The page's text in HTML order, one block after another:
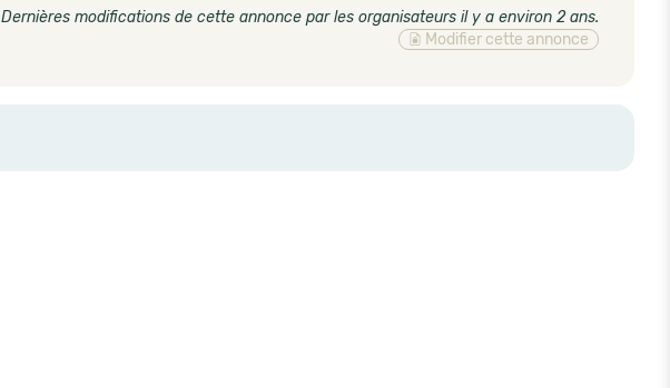
Dernières modifications de cette annonce par les organisateurs il y a environ 2 ans.
Modifier cette annonce